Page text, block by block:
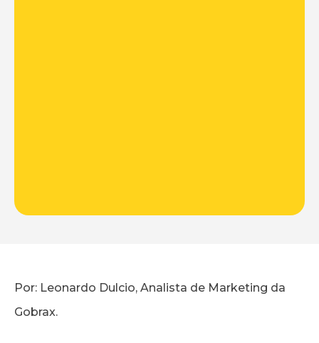
Por: Leonardo Dulcio, Analista de Marketing da
Gobrax.